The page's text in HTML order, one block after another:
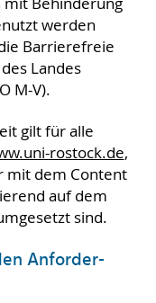
werden
Barrierefreie
Landes
M-V).
gilt für alle
rostock.de,
mit dem Content
auf dem
sind.
An­for­der­